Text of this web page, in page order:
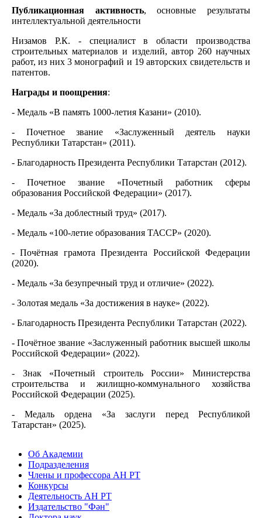
Публикационная активность, основные результаты
интеллектуальной деятельности
Низамов Р.К. - специалист в области производства
строительных материалов и изделий, автор 260 научных
работ, из них 3 монографий и 19 авторских свидетельств и
патентов.
Награды и поощрения:
- Медаль «В память 1000-летия Казани» (2010).
- Почетное звание «Заслуженный деятель науки
Республики Татарстан» (2011).
- Благодарность Президента Республики Татарстан (2012).
- Почетное звание «Почетный работник сферы
образования Российской Федерации» (2017).
- Медаль «За доблестный труд» (2017).
- Медаль «100-летие образования ТАССР» (2020).
- Почётная грамота Президента Российской Федерации
(2020).
- Медаль «За безупречный труд и отличие» (2022).
- Золотая медаль «За достижения в науке» (2022).
- Благодарность Президента Республики Татарстан (2022).
- Почётное звание «Заслуженный работник высшей школы
Российской Федерации» (2022).
- Знак «Почетный строитель России» Министерства
строительства и жилищно-коммунального хозяйства
Российской Федерации (2025).
- Медаль ордена «За заслуги перед Республикой
Татарстан» (2025).
Об Академии
Подразделения
Члены и профессора АН РТ
Конкурсы
Деятельность АН РТ
Издательство "Фән"